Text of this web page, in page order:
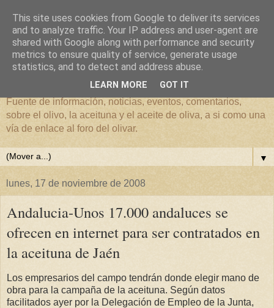
El mundo del Olivar
Fuente de información, noticias, eventos, comentarios,
sobre el olivo, la aceituna y el aceite de oliva, a si como una
vía de enlace al foro del olivar.
▼
lunes, 17 de noviembre de 2008
Andalucia-Unos 17.000 andaluces se
ofrecen en internet para ser contratados en
la aceituna de Jaén
Los empresarios del campo tendrán donde elegir mano de
obra para la campaña de la aceituna. Según datos
facilitados ayer por la Delegación de Empleo de la Junta,
This site uses cookies from Google to deliver its services
and to analyze traffic. Your IP address and user-agent are
shared with Google along with performance and security
metrics to ensure quality of service, generate usage
statistics, and to detect and address abuse.
LEARN MORE GOT IT